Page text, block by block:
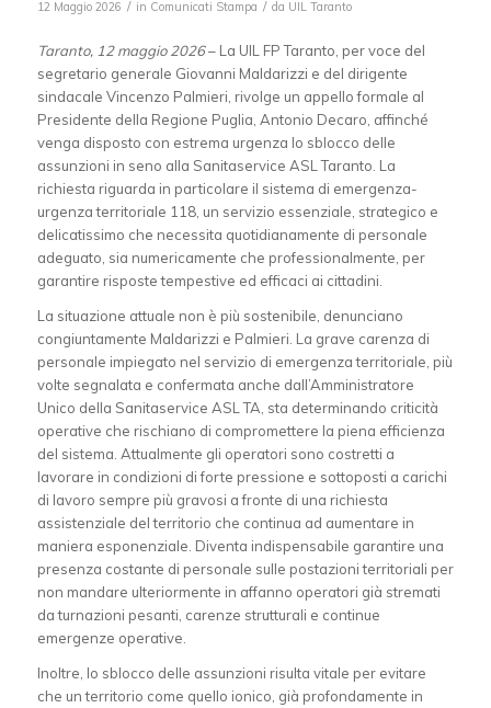
12 Maggio 2026 / in Comunicati Stampa / da UIL Taranto
Taranto, 12 maggio 2026– La UIL FP Taranto, per voce del
segretario generale Giovanni Maldarizzi e del dirigente
sindacale Vincenzo Palmieri, rivolge un appello formale al
Presidente della Regione Puglia, Antonio Decaro, affinché
venga disposto con estrema urgenza lo sblocco delle
assunzioni in seno alla Sanitaservice ASL Taranto. La
richiesta riguarda in particolare il sistema di emergenza-
urgenza territoriale 118, un servizio essenziale, strategico e
delicatissimo che necessita quotidianamente di personale
adeguato, sia numericamente che professionalmente, per
garantire risposte tempestive ed efficaci ai cittadini.
La situazione attuale non è più sostenibile, denunciano
congiuntamente Maldarizzi e Palmieri. La grave carenza di
personale impiegato nel servizio di emergenza territoriale, più
volte segnalata e confermata anche dall’Amministratore
Unico della Sanitaservice ASL TA, sta determinando criticità
operative che rischiano di compromettere la piena efficienza
del sistema. Attualmente gli operatori sono costretti a
lavorare in condizioni di forte pressione e sottoposti a carichi
di lavoro sempre più gravosi a fronte di una richiesta
assistenziale del territorio che continua ad aumentare in
maniera esponenziale. Diventa indispensabile garantire una
presenza costante di personale sulle postazioni territoriali per
non mandare ulteriormente in affanno operatori già stremati
da turnazioni pesanti, carenze strutturali e continue
emergenze operative.
Inoltre, lo sblocco delle assunzioni risulta vitale per evitare
che un territorio come quello ionico, già profondamente in